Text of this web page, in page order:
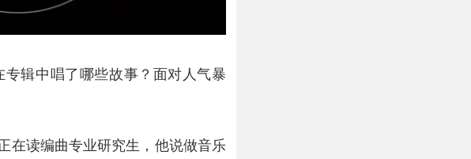
辑中唱了哪些故事？面对人气暴
在读编曲专业研究生，他说做音乐